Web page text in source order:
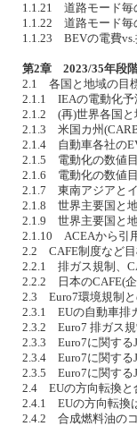
1.1.21 道路モード
1.1.22 道路モード
1.1.23 BEVの電費
第2章 2023/35年段
2.1 各国と地域の
2.1.1 IEAの電動
2.1.2 (再)世界各国
2.1.3 米国カ州
2.1.4 自動車各社
2.1.5 電動化の数
2.1.6 電動化の数
2.1.7 東南アジア
2.1.8 世界主要国
2.1.9 世界主要国
2.1.10 ACEAから
2.2 CAFE制度な
2.2.1 排ガス規制
2.2.2 日本の
2.3 Euro7環境規
2.3.1 EUの自動車
2.3.2 Euro7 排ガ
2.3.3 Euro7に関す
2.3.4 Euro7に関す
2.3.5 Euro7に関す
2.4 EUの方向転換
2.4.1 EUの方向
2.4.2 合成燃料油